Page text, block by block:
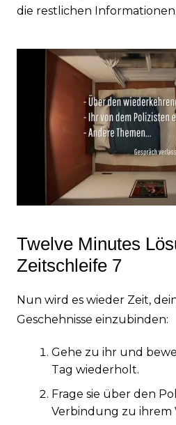
die restlichen
Twelve Minutes
Zeitschleife 7
Nun wird es wieder Zeit,
Geschehnisse einzubinden:
Gehe zu ihr und
Tag wiederholt.
Frage sie über den
Verbindung zu ihrem